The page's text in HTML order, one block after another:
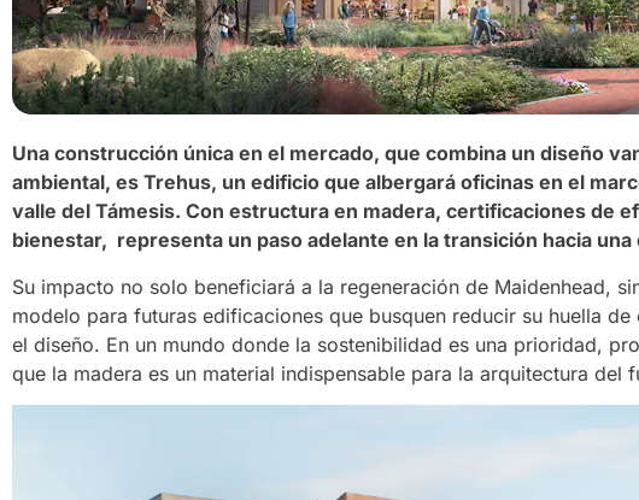
Una construcción única en el mercado, que combina un diseño
ambiental, es Trehus, un edificio que albergará oficinas en el
valle del Támesis. Con estructura en madera, certificaciones de
bienestar, representa un paso adelante en la transición hacia
Su impacto no solo beneficiará a la regeneración de Maidenhead,
modelo para futuras edificaciones que busquen reducir su huella
el diseño. En un mundo donde la sostenibilidad es una prioridad,
que la madera es un material indispensable para la arquitectura del